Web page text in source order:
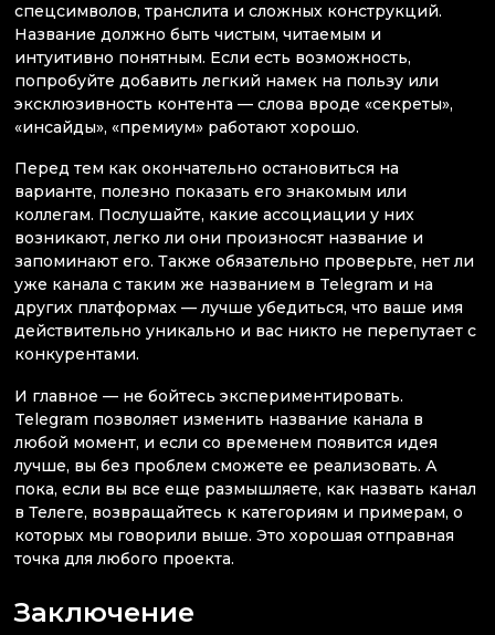
спецсимволов, транслита и сложных конструкций.
Название должно быть чистым, читаемым и
интуитивно понятным. Если есть возможность,
попробуйте добавить легкий намек на пользу или
эксклюзивность контента — слова вроде «секреты»,
«инсайды», «премиум» работают хорошо.
Перед тем как окончательно остановиться на
варианте, полезно показать его знакомым или
коллегам. Послушайте, какие ассоциации у них
возникают, легко ли они произносят название и
запоминают его. Также обязательно проверьте, нет ли
уже канала с таким же названием в Telegram и на
других платформах — лучше убедиться, что ваше имя
действительно уникально и вас никто не перепутает с
конкурентами.
И главное — не бойтесь экспериментировать.
Telegram позволяет изменить название канала в
любой момент, и если со временем появится идея
лучше, вы без проблем сможете ее реализовать. А
пока, если вы все еще размышляете, как назвать канал
в Телеге, возвращайтесь к категориям и примерам, о
которых мы говорили выше. Это хорошая отправная
точка для любого проекта.
Заключение